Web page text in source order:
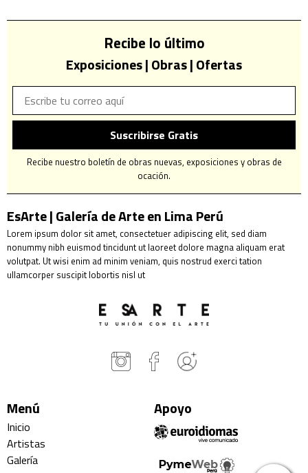
Recibe lo último
Exposiciones | Obras | Ofertas
Suscribirse Gratis
Recibe nuestro boletín de obras nuevas, exposiciones y obras de
ocación.
Menú
Inicio
Artistas
Galería
Apoyo
EsArte | Galería de Arte en Lima Perú
Lorem ipsum dolor sit amet, consectetuer adipiscing elit, sed diam
nonummy nibh euismod tincidunt ut laoreet dolore magna aliquam erat
volutpat. Ut wisi enim ad minim veniam, quis nostrud exerci tation
ullamcorper suscipit lobortis nisl ut